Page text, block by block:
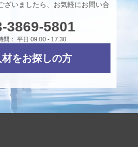
ざいましたら、お気軽にお問い合
3869-5801
間： 平日 09:00 - 17:30
材をお探しの方